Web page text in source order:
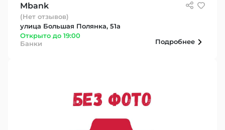
Mbank
(Нет отзывов)
улица Большая Полянка, 51а
Открыто до 19:00
Банки
Подробнее